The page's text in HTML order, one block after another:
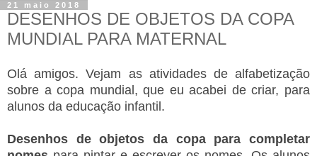
21 maio 2018
DESENHOS DE OBJETOS DA COPA
MUNDIAL PARA MATERNAL
Olá amigos. Vejam as atividades de alfabetização
sobre a copa mundial, que eu acabei de criar, para
alunos da educação infantil.
Desenhos de objetos da copa para completar